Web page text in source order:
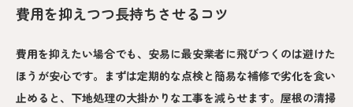
費用を抑えつつ長持ちさせるコツ
費用を抑えたい場合でも、安易に最安業者に飛びつくのは避けた
ほうが安心です。まずは定期的な点検と簡易な補修で劣化を食い
止めると、下地処理の大掛かりな工事を減らせます。屋根の清掃